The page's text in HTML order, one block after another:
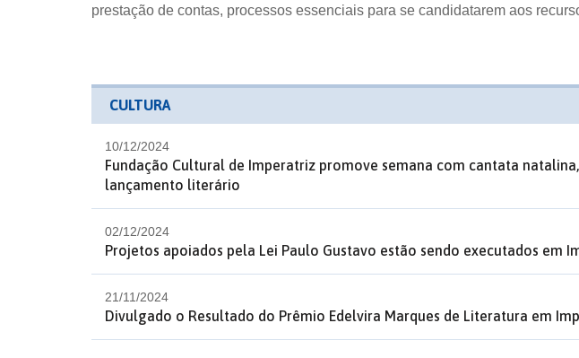
prestação de contas, processos essenciais para se candidatarem aos
CULTURA
10/12/2024
Fundação Cultural de Imperatriz promove semana com cantata
lançamento literário
02/12/2024
Projetos apoiados pela Lei Paulo Gustavo estão sendo executados em
21/11/2024
Divulgado o Resultado do Prêmio Edelvira Marques de Literatura em